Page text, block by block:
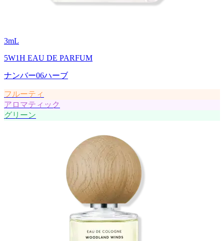
3mL
5W1H EAU DE PARFUM
ナンバー06ハーブ
フルーティ
アロマティック
グリーン